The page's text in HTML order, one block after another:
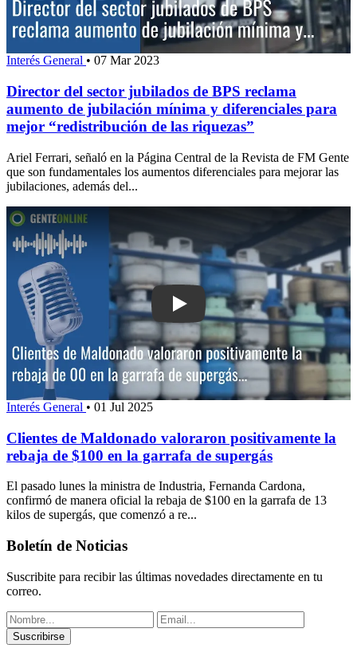
Interés General • 07 Mar 2023
Director del sector jubilados de BPS reclama
aumento de jubilación mínima y diferenciales para
mejor “redistribución de las riquezas”
Ariel Ferrari, señaló en la Página Central de la Revista de FM Gente
que son fundamentales los aumentos diferenciales para mejorar las
jubilaciones, además del...
Play: Clientes de Maldonado
Interés General • 01 Jul 2025
Clientes de Maldonado valoraron positivamente la
rebaja de $100 en la garrafa de supergás
El pasado lunes la ministra de Industria, Fernanda Cardona,
confirmó de manera oficial la rebaja de $100 en la garrafa de 13
kilos de supergás, que comenzó a re...
Boletín de Noticias
Suscribite para recibir las últimas novedades directamente en tu
correo.
Suscribirse